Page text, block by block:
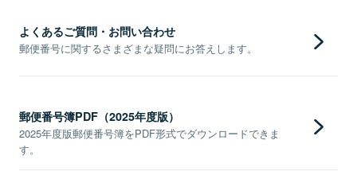
よくあるご質問・お問い合わせ
郵便番号に関するさまざまな疑問にお答えします。
郵便番号簿PDF（2025年度版）
2025年度版郵便番号簿をPDF形式でダウンロードできま
す。